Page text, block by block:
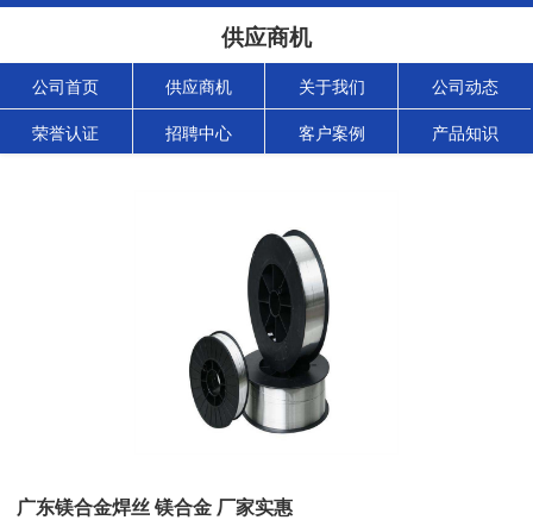
供应商机
公司首页 供应商机 关于我们 公司动态
荣誉认证 招聘中心 客户案例 产品知识
广东镁合金焊丝 镁合金 厂家实惠